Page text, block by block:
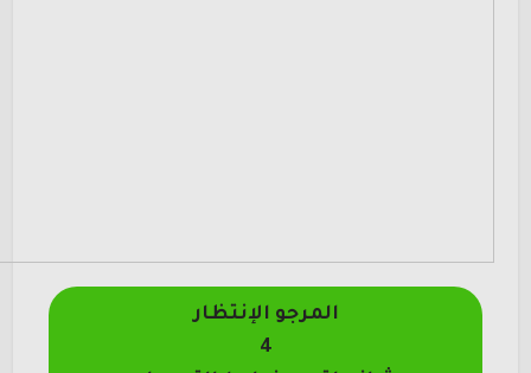
المرجو الإنتظار
4